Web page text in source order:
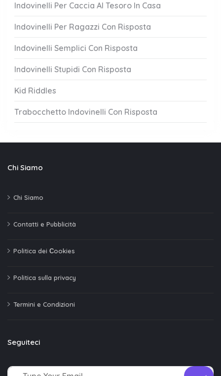
Indovinelli Per Caccia Al Tesoro In Casa
Indovinelli Per Ragazzi Con Risposta
Indovinelli Semplici Con Risposta
Indovinelli Stupidi Con Risposta
Kid Riddles
Trabocchetto Indovinelli Con Risposta
Chi Siamo
Chi Siamo
Contatti e Pubblicità
Politica dei Сookies
Politica sulla privacy
Termini e Condizioni
Seguiteci